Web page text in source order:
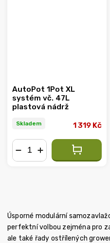
AutoPot 1Pot XL
systém vč. 47L
plastová nádrž
Skladem 1 319 Kč
Úsporné modulární
perfektní volbou zejména pro
ale také řady ostřílených